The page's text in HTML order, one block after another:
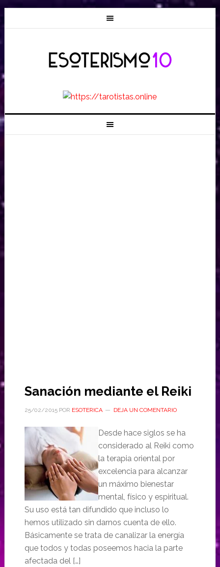
Sanación mediante el Reiki
25/02/2015POR ESOTERICA DEJA UN COMENTARIO
Desde hace siglos se ha
considerado al Reiki como
la terapia oriental por
excelencia para alcanzar
un máximo bienestar
mental, físico y espiritual.
Su uso está tan difundido que incluso lo
hemos utilizado sin darnos cuenta de ello.
Básicamente se trata de canalizar la energía
que todos y todas poseemos hacia la parte
afectada del […]